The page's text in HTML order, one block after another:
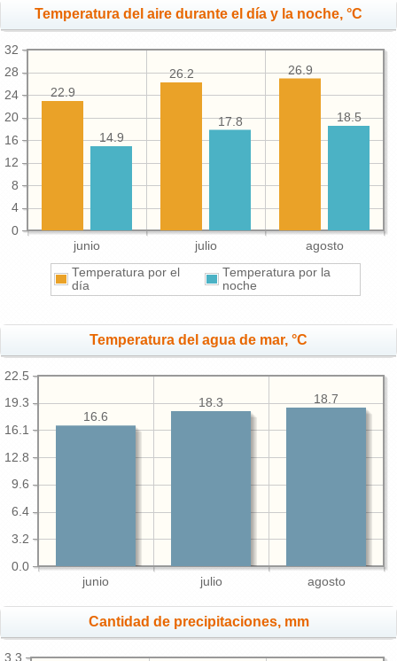
Temperatura del aire durante el día y la noche, °C
junio julio agosto
0
4
8
12
16
20
24
28
32
26.9
26.2
22.9
18.5
17.8
14.9
Temperatura por el
día
Temperatura por la
noche
Temperatura del agua de mar, °C
junio julio agosto
0.0
3.2
6.4
9.6
12.8
16.1
19.3
22.5
18.7
18.3
16.6
Cantidad de precipitaciones, mm
3.3